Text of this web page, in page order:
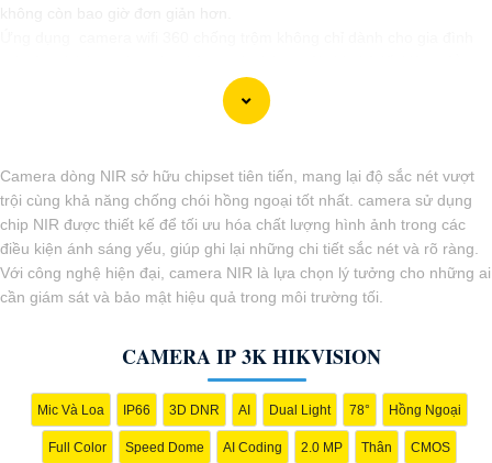
Camera dòng NIR sở hữu chipset tiên tiến, mang lại độ sắc nét vượt
trội cùng khả năng chống chói hồng ngoại tốt nhất. camera sử dụng
chip NIR được thiết kế để tối ưu hóa chất lượng hình ảnh trong các
điều kiện ánh sáng yếu, giúp ghi lại những chi tiết sắc nét và rõ ràng.
Với công nghệ hiện đại, camera NIR là lựa chọn lý tưởng cho những ai
cần giám sát và bảo mật hiệu quả trong môi trường tối.
CAMERA IP 3K HIKVISION
Mic Và Loa IP66 3D DNR AI Dual Light 78° Hồng Ngoại
Full Color Speed Dome AI Coding 2.0 MP Thân CMOS